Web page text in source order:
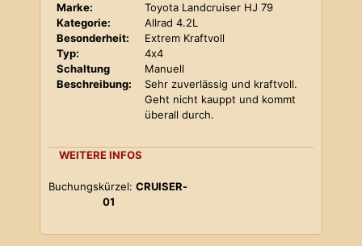
Marke:
Toyota Landcruiser HJ 79
Kategorie:
Allrad 4.2L
Besonderheit:
Extrem Kraftvoll
Typ:
4x4
Schaltung
Manuell
Beschreibung:
Sehr zuverlässig und kraftvoll.
Geht nicht kauppt und kommt
überall durch.
WEITERE INFOS
Buchungskürzel: CRUISER-
01